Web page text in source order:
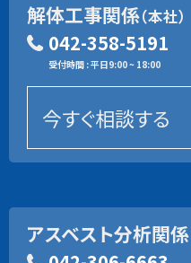
解体工事関係（本社）
042-358-5191
受付時間 : 平日9:00 ~ 18:00
今すぐ相談する
アスベスト分析関係